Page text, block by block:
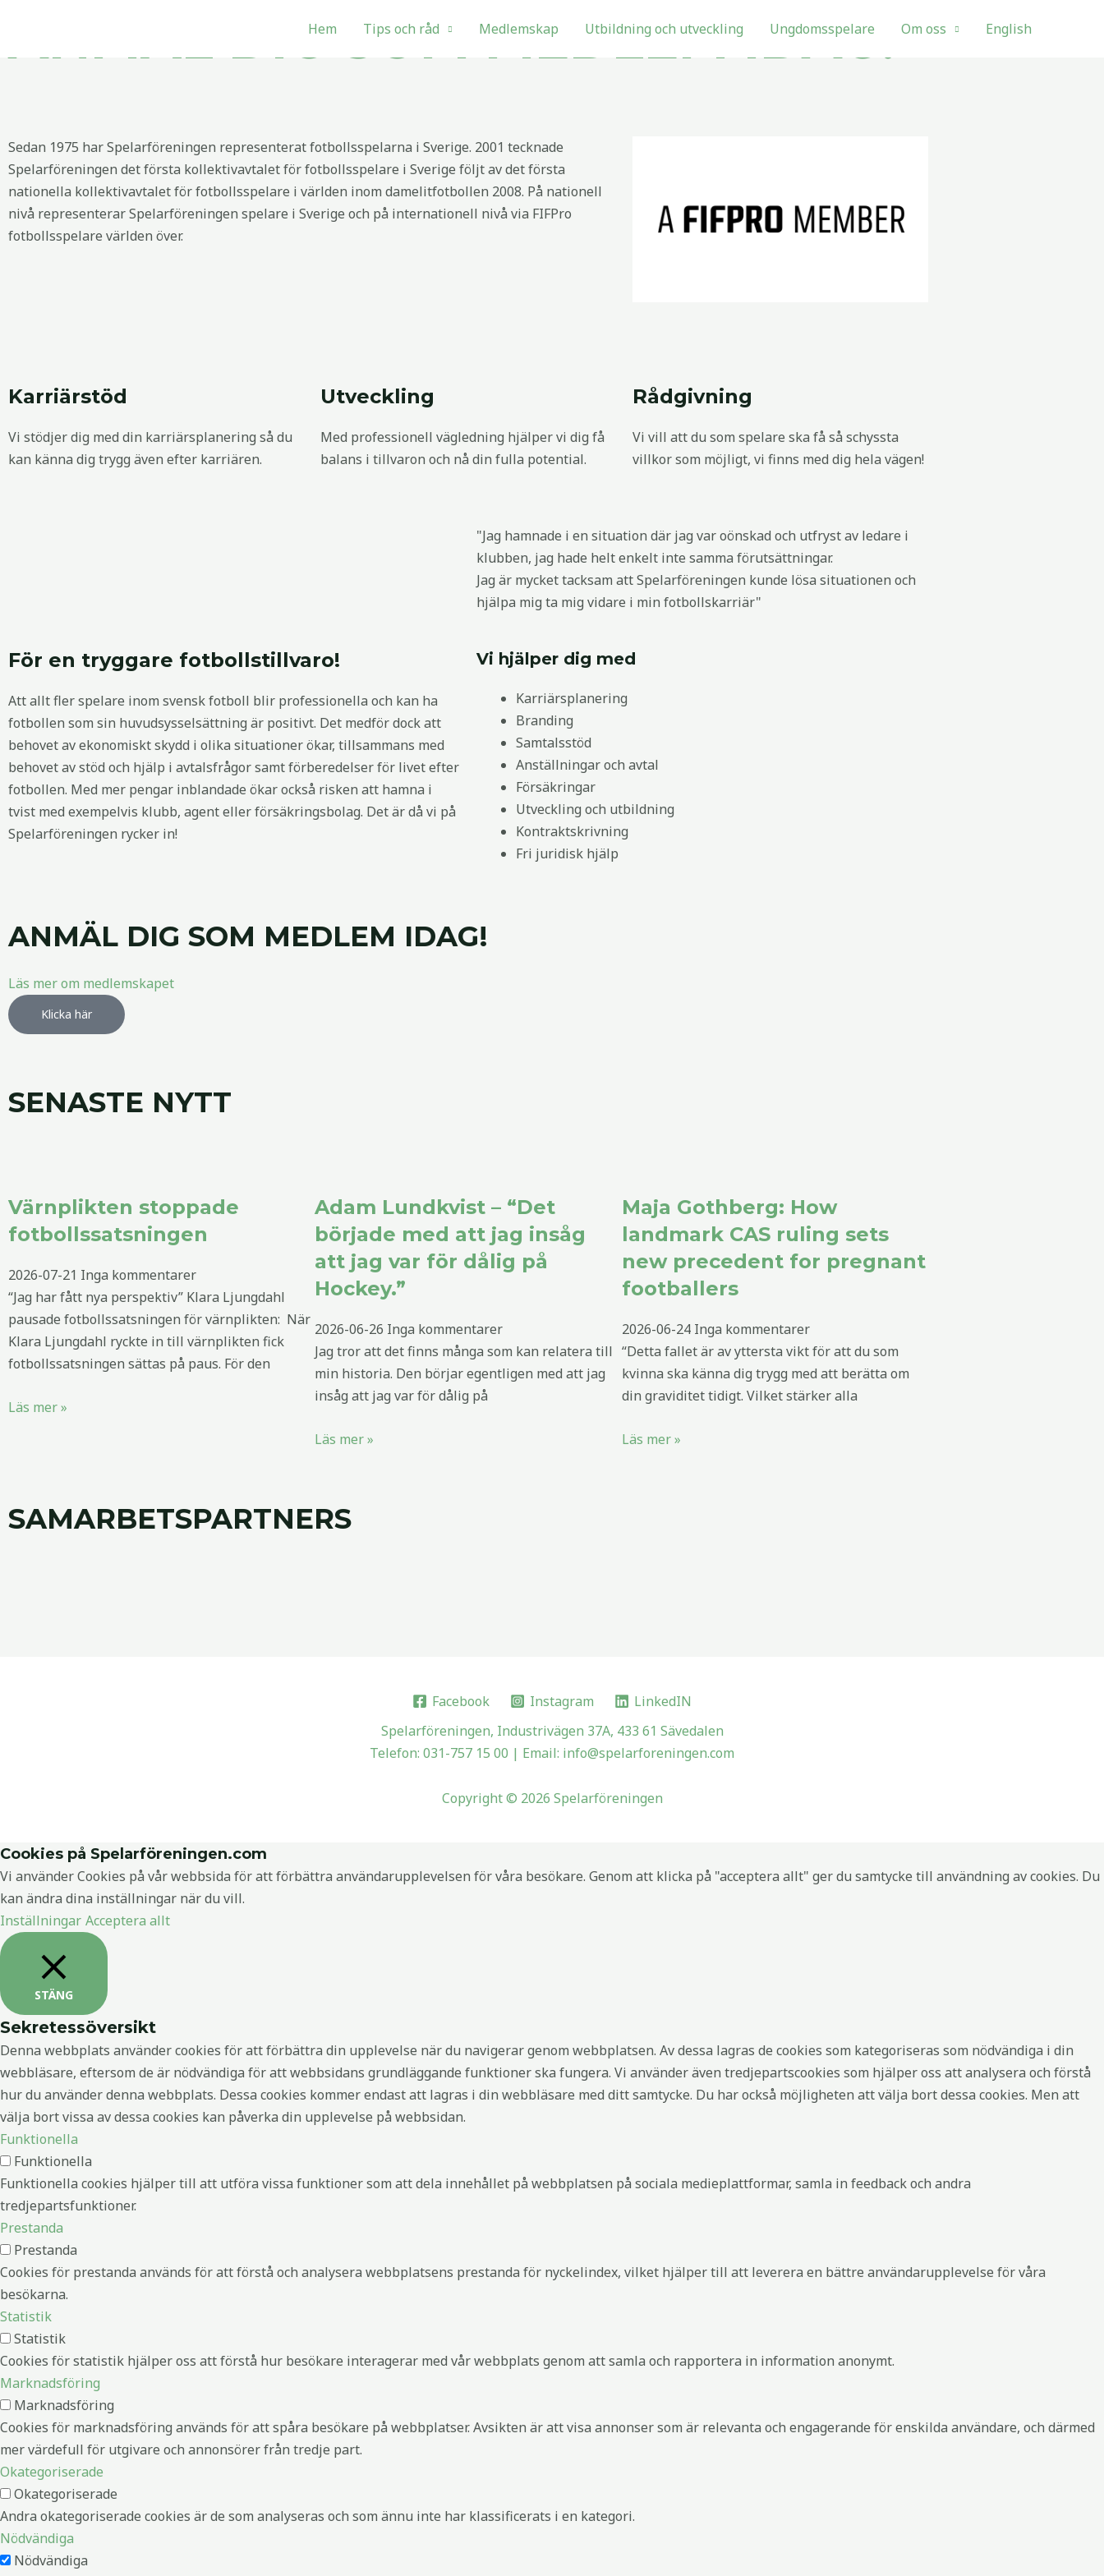
innehåll
Hem Tips och råd Medlemskap Utbildning och utveckling Ungdomsspelare Om oss English
ANMÄL DIG SOM MEDLEM IDAG!
Sedan 1975 har Spelarföreningen representerat fotbollsspelarna i Sverige. 2001 tecknade
Spelarföreningen det första kollektivavtalet för fotbollsspelare i Sverige följt av det första
nationella kollektivavtalet för fotbollsspelare i världen inom damelitfotbollen 2008. På nationell
nivå representerar Spelarföreningen spelare i Sverige och på internationell nivå via FIFPro
fotbollsspelare världen över.
Karriärstöd
Vi stödjer dig med din karriärsplanering så du
kan känna dig trygg även efter karriären.
Utveckling
Med professionell vägledning hjälper vi dig få
balans i tillvaron och nå din fulla potential.
Rådgivning
Vi vill att du som spelare ska få så schyssta
villkor som möjligt, vi finns med dig hela vägen!
"Jag hamnade i en situation där jag var oönskad och utfryst av ledare i
klubben, jag hade helt enkelt inte samma förutsättningar.
Jag är mycket tacksam att Spelarföreningen kunde lösa situationen och
hjälpa mig ta mig vidare i min fotbollskarriär"
För en tryggare fotbollstillvaro!
Att allt fler spelare inom svensk fotboll blir professionella och kan ha
fotbollen som sin huvudsysselsättning är positivt. Det medför dock att
behovet av ekonomiskt skydd i olika situationer ökar, tillsammans med
behovet av stöd och hjälp i avtalsfrågor samt förberedelser för livet efter
fotbollen. Med mer pengar inblandade ökar också risken att hamna i
tvist med exempelvis klubb, agent eller försäkringsbolag. Det är då vi på
Spelar­föreningen rycker in!
Vi hjälper dig med
Karriärsplanering
Branding
Samtalsstöd
Anställningar och avtal
Försäkringar
Utveckling och utbildning
Kontraktskrivning
Fri juridisk hjälp
ANMÄL DIG SOM MEDLEM IDAG!
Läs mer om medlemskapet
Klicka här
SENASTE NYTT
Värnplikten stoppade
fotbollssatsningen
2026-07-21 Inga kommentarer
“Jag har fått nya perspektiv” Klara Ljungdahl
pausade fotbollssatsningen för värnplikten: När
Klara Ljungdahl ryckte in till värnplikten fick
fotbollssatsningen sättas på paus. För den
Läs mer »
Adam Lundkvist – “Det
började med att jag insåg
att jag var för dålig på
Hockey.”
2026-06-26 Inga kommentarer
Jag tror att det finns många som kan relatera till
min historia. Den börjar egentligen med att jag
insåg att jag var för dålig på
Läs mer »
Maja Gothberg: How
landmark CAS ruling sets
new precedent for pregnant
footballers
2026-06-24 Inga kommentarer
“Detta fallet är av yttersta vikt för att du som
kvinna ska känna dig trygg med att berätta om
din graviditet tidigt. Vilket stärker alla
Läs mer »
SAMARBETSPARTNERS
Facebook Instagram
LinkedIN
Spelarföreningen, Industrivägen 37A, 433 61 Sävedalen
Telefon: 031-757 15 00 | Email: info@spelarforeningen.com
Copyright © 2026 Spelarföreningen
Cookies på Spelarföreningen.com
Vi använder Cookies på vår webbsida för att förbättra användarupplevelsen för våra besökare. Genom att klicka på "acceptera allt" ger du samtycke till användning av cookies. Du
kan ändra dina inställningar när du vill.
Inställningar Acceptera allt
STÄNG
Sekretessöversikt
Denna webbplats använder cookies för att förbättra din upplevelse när du navigerar genom webbplatsen. Av dessa lagras de cookies som kategoriseras som nödvändiga i din
webbläsare, eftersom de är nödvändiga för att webbsidans grundläggande funktioner ska fungera. Vi använder även tredjepartscookies som hjälper oss att analysera och förstå
hur du använder denna webbplats. Dessa cookies kommer endast att lagras i din webbläsare med ditt samtycke. Du har också möjligheten att välja bort dessa cookies. Men att
välja bort vissa av dessa cookies kan påverka din upplevelse på webbsidan.
Funktionella
Funktionella
Funktionella cookies hjälper till att utföra vissa funktioner som att dela innehållet på webbplatsen på sociala medieplattformar, samla in feedback och andra
tredjepartsfunktioner.
Prestanda
Prestanda
Cookies för prestanda används för att förstå och analysera webbplatsens prestanda för nyckelindex, vilket hjälper till att leverera en bättre användarupplevelse för våra
besökarna.
Statistik
Statistik
Cookies för statistik hjälper oss att förstå hur besökare interagerar med vår webbplats genom att samla och rapportera in information anonymt.
Marknadsföring
Marknadsföring
Cookies för marknadsföring används för att spåra besökare på webbplatser. Avsikten är att visa annonser som är relevanta och engagerande för enskilda användare, och därmed
mer värdefull för utgivare och annonsörer från tredje part.
Okategoriserade
Okategoriserade
Andra okategoriserade cookies är de som analyseras och som ännu inte har klassificerats i en kategori.
Nödvändiga
Nödvändiga